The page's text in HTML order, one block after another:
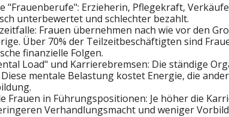
"Frauenberufe": Erzieherin, Pflegekraft,
unterbewertet und schlechter bezahlt.
Frauen übernehmen nach wie vor den
Über 70% der Teilzeitbeschäftigten sind
finanzielle Folgen.
Load" und Karrierebremsen: Die ständige
Diese mentale Belastung kostet Energie, die
Frauen in Führungspositionen: Je höher die
Verhandlungsmacht und weniger